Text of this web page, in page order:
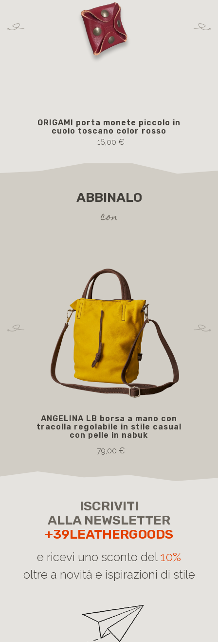
ORIGAMI porta monete piccolo in
cuoio toscano color rosso
16,00 €
ABBINALO
con
ANGELINA LB borsa a mano con
tracolla regolabile in stile casual
con pelle in nabuk
79,00 €
ISCRIVITI
ALLA NEWSLETTER
+39LEATHERGOODS
e ricevi uno sconto del 10%
oltre a novità e ispirazioni di stile